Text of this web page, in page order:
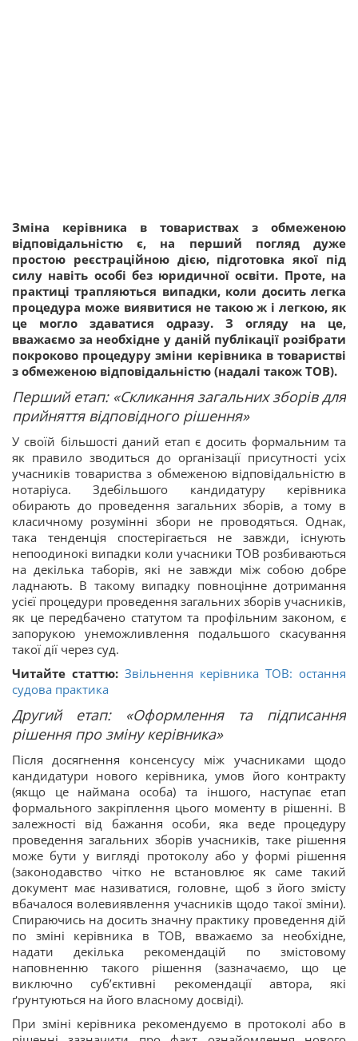
Зміна керівника в товариствах з обмеженою
відповідальністю є, на перший погляд дуже
простою реєстраційною дією, підготовка якої під
силу навіть особі без юридичної освіти. Проте, на
практиці трапляються випадки, коли досить легка
процедура може виявитися не такою ж і легкою, як
це могло здаватися одразу. З огляду на це,
вважаємо за необхідне у даній публікації розібрати
покроково процедуру зміни керівника в товаристві
з обмеженою відповідальністю (надалі також ТОВ).
Перший етап: «Скликання загальних зборів для
прийняття відповідного рішення»
У своїй більшості даний етап є досить формальним та
як правило зводиться до організації присутності усіх
учасників товариства з обмеженою відповідальністю в
нотаріуса. Здебільшого кандидатуру керівника
обирають до проведення загальних зборів, а тому в
класичному розумінні збори не проводяться. Однак,
така тенденція спостерігається не завжди, існують
непоодинокі випадки коли учасники ТОВ розбиваються
на декілька таборів, які не завжди між собою добре
ладнають. В такому випадку повноцінне дотримання
усієї процедури проведення загальних зборів учасників,
як це передбачено статутом та профільним законом, є
запорукою унеможливлення подальшого скасування
такої дії через суд.
Читайте статтю: Звільнення керівника ТОВ: остання
судова практика
Другий етап: «Оформлення та підписання
рішення про зміну керівника»
Після досягнення консенсусу між учасниками щодо
кандидатури нового керівника, умов його контракту
(якщо це наймана особа) та іншого, наступає етап
формального закріплення цього моменту в рішенні. В
залежності від бажання особи, яка веде процедуру
проведення загальних зборів учасників, таке рішення
може бути у вигляді протоколу або у формі рішення
(законодавство чітко не встановлює як саме такий
документ має називатися, головне, щоб з його змісту
вбачалося волевиявлення учасників щодо такої зміни).
Спираючись на досить значну практику проведення дій
по зміні керівника в ТОВ, вважаємо за необхідне,
надати декілька рекомендацій по змістовому
наповненню такого рішення (зазначаємо, що це
виключно суб’єктивні рекомендації автора, які
ґрунтуються на його власному досвіді).
При зміні керівника рекомендуємо в протоколі або в